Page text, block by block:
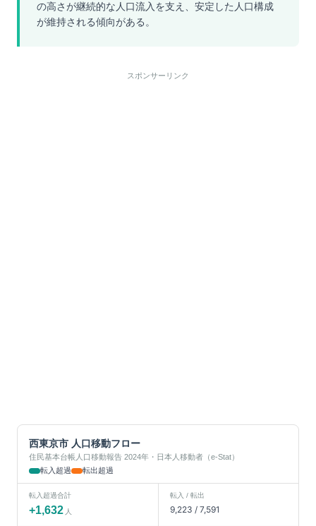
の高さが継続的な人口流入を支え、安定した人口構成
が維持される傾向がある。
スポンサーリンク
西東京市 人口移動フロー
住民基本台帳人口移動報告 2024年・日本人移動者（e-Stat）
転入超過
転出超過
転入超過合計
+1,632 人
転入 / 転出
9,223 / 7,591